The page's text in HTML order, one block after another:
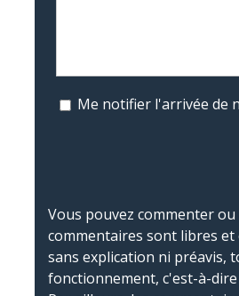
Me notifier l'arrivée de
Vous pouvez commenter
commentaires sont libres
sans explication ni préavis,
fonctionnement, c'est-à-